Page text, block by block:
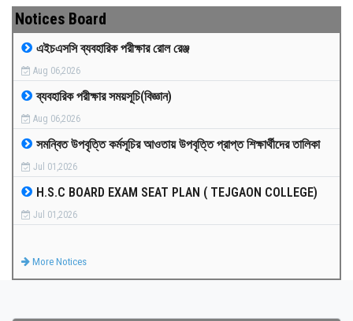
GALLERY
MEDIA
PAYMENT
CO-CURRICULUM
RESULTS
Notices Board
এইচএসসি ব্যবহারিক পরীক্ষার রোল রেঞ্জ
Aug 06,2026
ব্যবহারিক পরীক্ষার সময়সূচি(বিজ্ঞান)
Aug 06,2026
সমন্বিত উপবৃত্তি কর্মসূচির আওতায় উপবৃত্তি প্রাপ্ত শিক্ষার্থীদের তালিকা
Jul 01,2026
H.S.C BOARD EXAM SEAT PLAN ( TEJGAON COLLEGE)
Jul 01,2026
More Notices